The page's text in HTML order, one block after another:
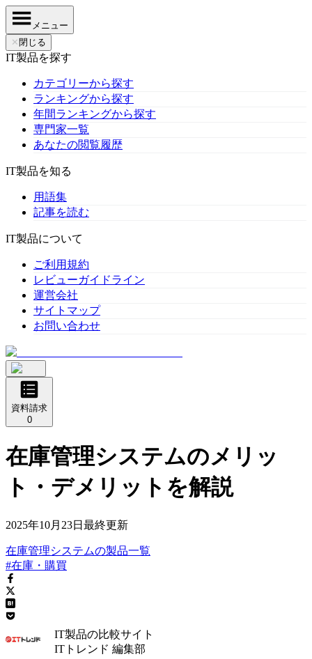
メニュー
✕ 閉じる
IT製品を探す
カテゴリーから探す
ランキングから探す
年間ランキングから探す
専門家一覧
あなたの閲覧履歴
IT製品を知る
用語集
記事を読む
IT製品について
ご利用規約
レビューガイドライン
運営会社
サイトマップ
お問い合わせ
資料請求
0
在庫管理システムのメリッ
ト・デメリットを解説
2025年10月23日 最終更新
在庫管理システムの製品一覧
#在庫・購買
IT製品の比較サイト
ITトレンド 編集部